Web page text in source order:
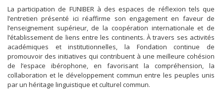
La participation de FUNIBER à des espaces de réflexion tels que
l’entretien présenté ici réaffirme son engagement en faveur de
l’enseignement supérieur, de la coopération internationale et de
l’établissement de liens entre les continents. À travers ses activités
académiques et institutionnelles, la Fondation continue de
promouvoir des initiatives qui contribuent à une meilleure cohésion
de l’espace ibérophone, en favorisant la compréhension, la
collaboration et le développement commun entre les peuples unis
par un héritage linguistique et culturel commun.